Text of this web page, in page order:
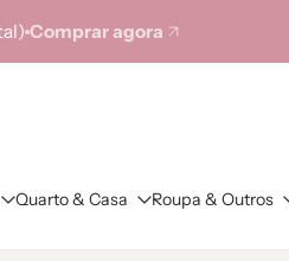
Comprar agora
Quarto & Casa Roupa & Outros